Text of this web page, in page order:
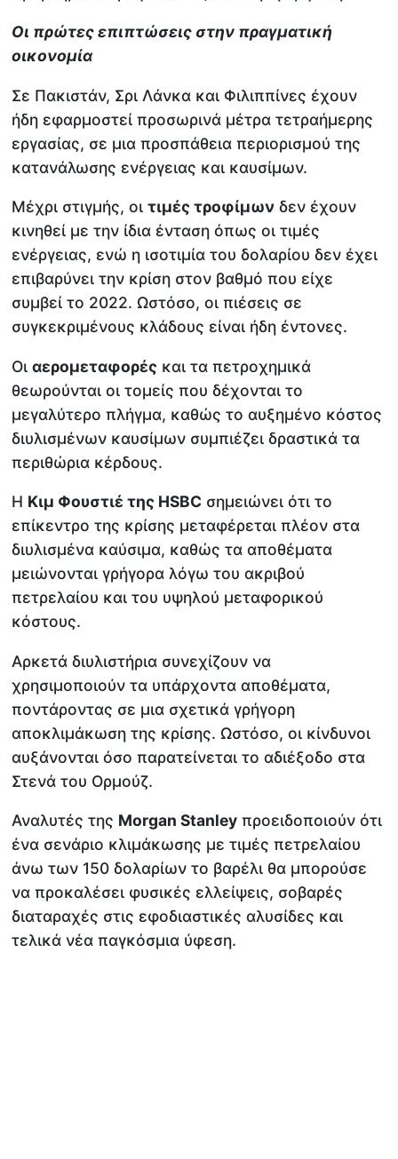
Οι πρώτες επιπτώσεις στην πραγματική
οικονομία
Σε Πακιστάν, Σρι Λάνκα και Φιλιππίνες έχουν
ήδη εφαρμοστεί προσωρινά μέτρα τετραήμερης
εργασίας, σε μια προσπάθεια περιορισμού της
κατανάλωσης ενέργειας και καυσίμων.
Μέχρι στιγμής, οιτιμές τροφίμων δεν έχουν
κινηθεί με την ίδια ένταση όπως οι τιμές
ενέργειας, ενώ η ισοτιμία του δολαρίου δεν έχει
επιβαρύνει την κρίση στον βαθμό που είχε
συμβεί το 2022. Ωστόσο, οι πιέσεις σε
συγκεκριμένους κλάδους είναι ήδη έντονες.
Οιαερομεταφορές και τα πετροχημικά
θεωρούνται οι τομείς που δέχονται το
μεγαλύτερο πλήγμα, καθώς το αυξημένο κόστος
διυλισμένων καυσίμων συμπιέζει δραστικά τα
περιθώρια κέρδους.
Η Κιμ Φουστιέ της HSBC σημειώνει ότι το
επίκεντρο της κρίσης μεταφέρεται πλέον στα
διυλισμένα καύσιμα, καθώς τα αποθέματα
μειώνονται γρήγορα λόγω του ακριβού
πετρελαίου και του υψηλού μεταφορικού
κόστους.
Αρκετά διυλιστήρια συνεχίζουν να
χρησιμοποιούν τα υπάρχοντα αποθέματα,
ποντάροντας σε μια σχετικά γρήγορη
αποκλιμάκωση της κρίσης. Ωστόσο, οι κίνδυνοι
αυξάνονται όσο παρατείνεται το αδιέξοδο στα
Στενά του Ορμούζ.
Αναλυτές της Morgan Stanley προειδοποιούν ότι
ένα σενάριο κλιμάκωσης με τιμές πετρελαίου
άνω των 150 δολαρίων το βαρέλι θα μπορούσε
να προκαλέσει φυσικές ελλείψεις, σοβαρές
διαταραχές στις εφοδιαστικές αλυσίδες και
τελικά νέα παγκόσμια ύφεση.